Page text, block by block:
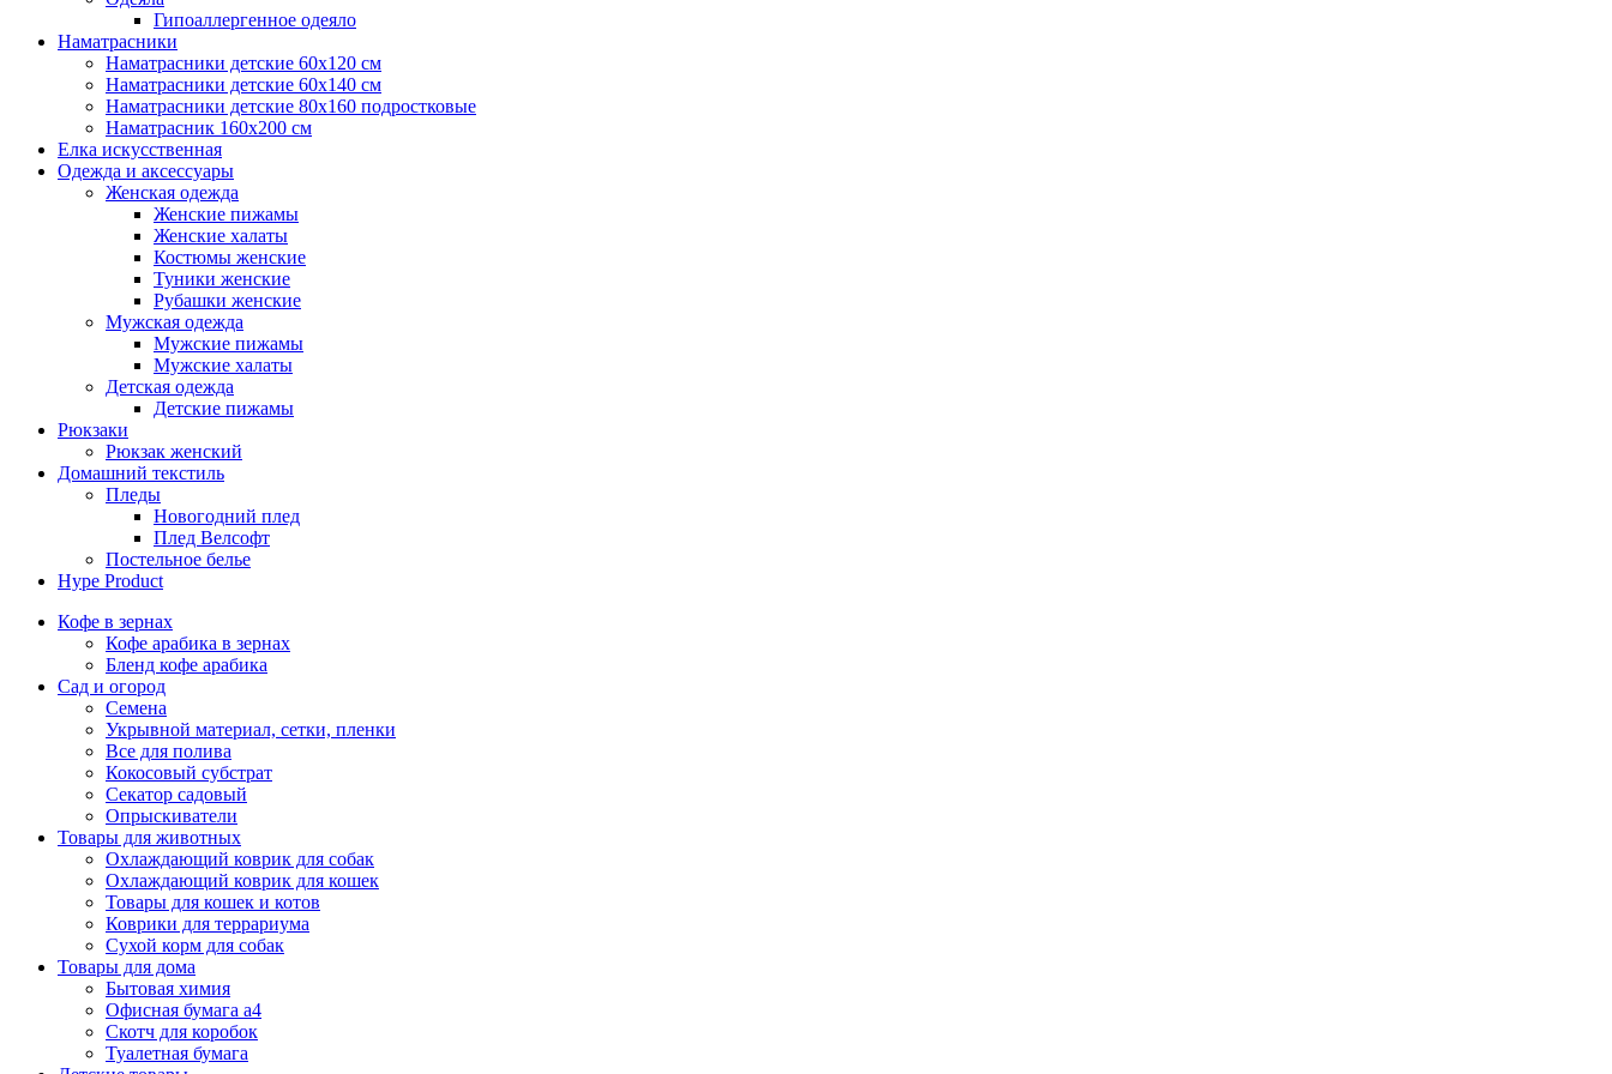
Гипоаллергенное одеяло
Наматрасники
Наматрасники детские 60х120 см
Наматрасники детские 60х140 см
Наматрасники детские 80х160 подростковые
Наматрасник 160х200 см
Елка искусственная
Одежда и аксессуары
Женская одежда
Женские пижамы
Женские халаты
Костюмы женские
Туники женские
Рубашки женские
Мужская одежда
Мужские пижамы
Мужские халаты
Детская одежда
Детские пижамы
Рюкзаки
Рюкзак женский
Домашний текстиль
Пледы
Новогодний плед
Плед Велсофт
Постельное белье
Hype Product
Кофе в зернах
Кофе арабика в зернах
Бленд кофе арабика
Сад и огород
Семена
Укрывной материал, сетки, пленки
Все для полива
Кокосовый субстрат
Секатор садовый
Опрыскиватели
Товары для животных
Охлаждающий коврик для собак
Охлаждающий коврик для кошек
Товары для кошек и котов
Коврики для террариума
Сухой корм для собак
Товары для дома
Бытовая химия
Офисная бумага а4
Скотч для коробок
Туалетная бумага